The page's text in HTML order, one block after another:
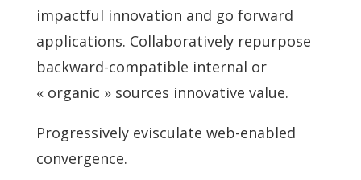
impactful innovation and go forward
applications. Collaboratively repurpose
backward-compatible internal or
« organic » sources innovative value.
Progressively evisculate web-enabled
convergence.